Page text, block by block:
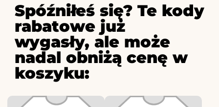
Spóźniłeś się? Te kody
rabatowe już
wygasły, ale może
nadal obniżą cenę w
koszyku: